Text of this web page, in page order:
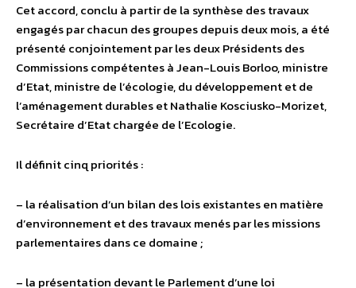
Cet accord, conclu à partir de la synthèse des travaux
engagés par chacun des groupes depuis deux mois, a été
présenté conjointement par les deux Présidents des
Commissions compétentes à Jean-Louis Borloo, ministre
d’Etat, ministre de l’écologie, du développement et de
l’aménagement durables et Nathalie Kosciusko-Morizet,
Secrétaire d’Etat chargée de l’Ecologie.
Il définit cinq priorités :
– la réalisation d’un bilan des lois existantes en matière
d’environnement et des travaux menés par les missions
parlementaires dans ce domaine ;
– la présentation devant le Parlement d’une loi